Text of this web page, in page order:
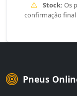
Stock: Os
confirmação
Pneus